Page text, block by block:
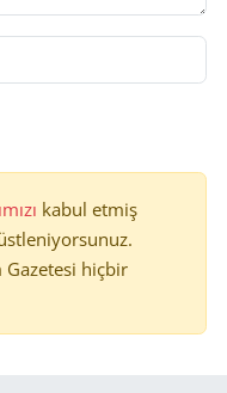
kabul etmiş
Gazetesi hiçbir